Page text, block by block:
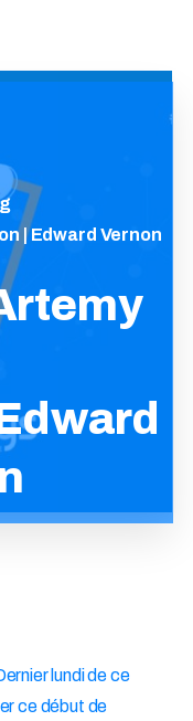
| Edward Vernon
lundi de ce
ce début de